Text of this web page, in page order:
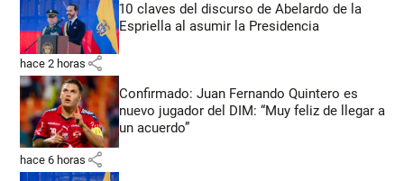
10 claves del discurso de Abelardo de la
Espriella al asumir la Presidencia
hace 2 horas share
Confirmado: Juan Fernando Quintero es
nuevo jugador del DIM: “Muy feliz de llegar a
un acuerdo”
hace 6 horas share